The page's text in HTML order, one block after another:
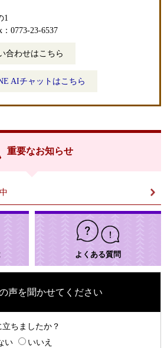
1
：0773-23-6537
合わせはこちら
AIチャットはこちら
重要なお知らせ
よくある質問
声を聞かせてください
ちましたか？
い いいえ